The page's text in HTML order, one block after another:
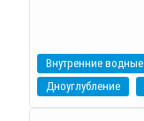
Дноуглубление